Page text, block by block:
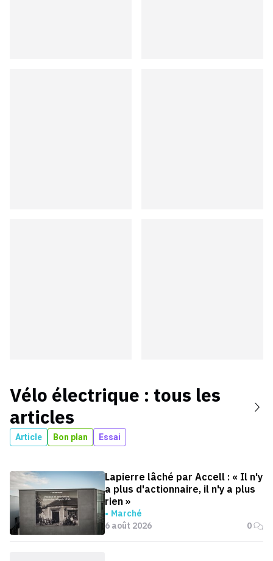
Vélo électrique : tous les
articles
Article Bon plan Essai
Lapierre lâché par Accell : « Il n'y
a plus d'actionnaire, il n'y a plus
rien »
Marché
6 août 2026
0